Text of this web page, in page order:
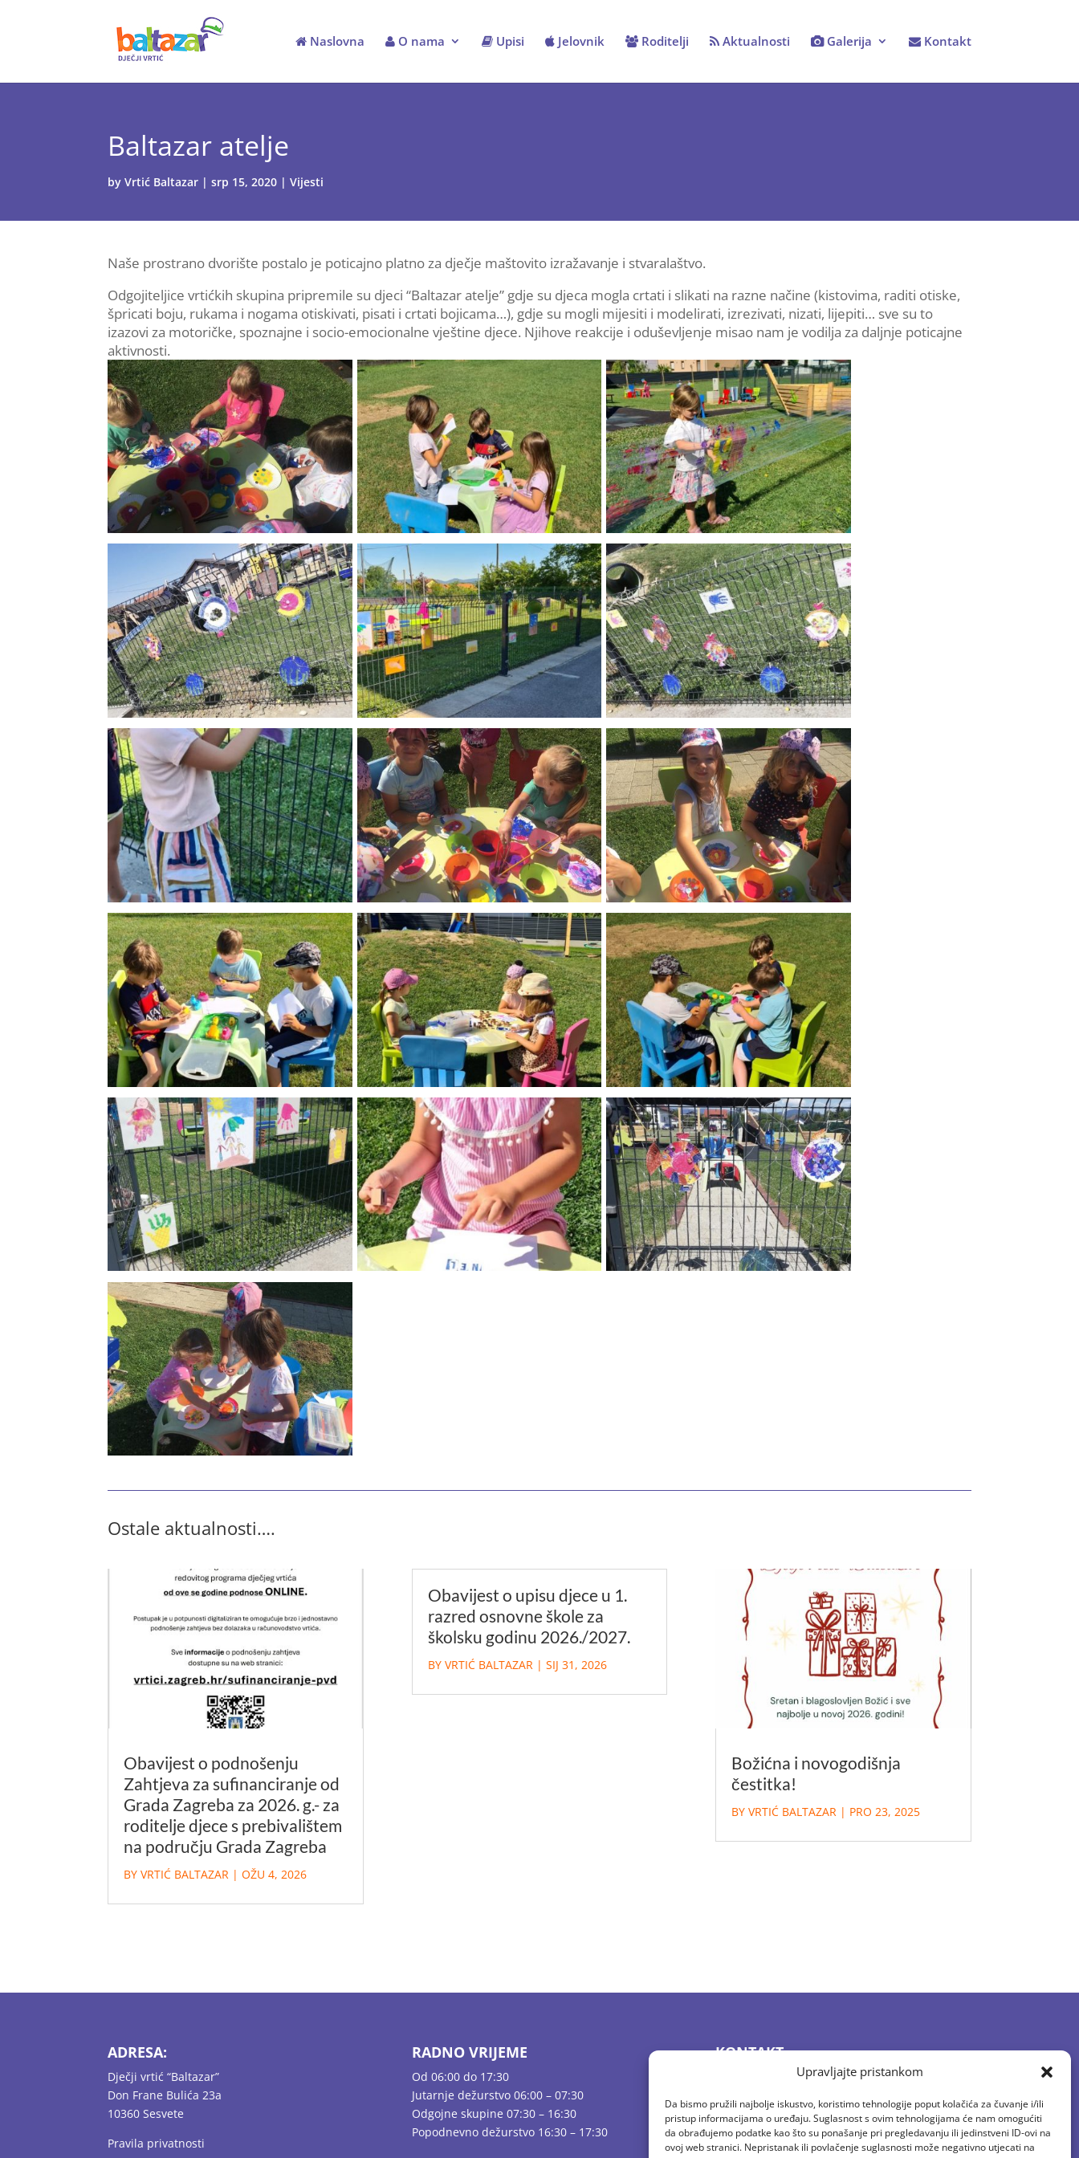
Upravljajte pristankom
Da bismo pružili najbolje iskustvo, koristimo tehnologije poput kolačića za čuvanje i/ili
pristup informacijama o uređaju. Suglasnost s ovim tehnologijama će nam omogućiti
da obrađujemo podatke kao što su ponašanje pri pregledavanju ili jedinstveni ID-ovi na
ovoj web stranici. Nepristanak ili povlačenje suglasnosti može negativno utjecati na
Naslovna O nama Upisi Jelovnik Roditelji Aktualnosti Galerija Kontakt
Baltazar atelje
byVrtić Baltazar |srp 15, 2020 |Vijesti
Naše prostrano dvorište postalo je poticajno platno za dječje maštovito izražavanje i stvaralaštvo.
Odgojiteljice vrtićkih skupina pripremile su djeci “Baltazar atelje” gdje su djeca mogla crtati i slikati na razne načine (kistovima, raditi otiske,
špricati boju, rukama i nogama otiskivati, pisati i crtati bojicama…), gdje su mogli mijesiti i modelirati, izrezivati, nizati, lijepiti… sve su to
izazovi za motoričke, spoznajne i socio-emocionalne vještine djece. Njihove reakcije i oduševljenje misao nam je vodilja za daljnje poticajne
aktivnosti.
Ostale aktualnosti….
Obavijest o podnošenju
Zahtjeva za sufinanciranje od
Grada Zagreba za 2026. g.- za
roditelje djece s prebivalištem
na području Grada Zagreba
BYVRTIĆ BALTAZAR |OŽU 4, 2026
Obavijest o upisu djece u 1.
razred osnovne škole za
školsku godinu 2026./2027.
BY VRTIĆ BALTAZAR | SIJ 31, 2026
Božićna i novogodišnja
čestitka!
BY VRTIĆ BALTAZAR| PRO 23, 2025
ADRESA:
Dječji vrtić “Baltazar”
Don Frane Bulića 23a
10360 Sesvete
Pravila privatnosti
RADNO VRIJEME
Od 06:00 do 17:30
Jutarnje dežurstvo 06:00 – 07:30
Odgojne skupine 07:30 – 16:30
Popodnevno dežurstvo 16:30 – 17:30
KONTAKT
E-mail: vrtic.baltazar@gmail.com
Fax: 01/ 4100 444